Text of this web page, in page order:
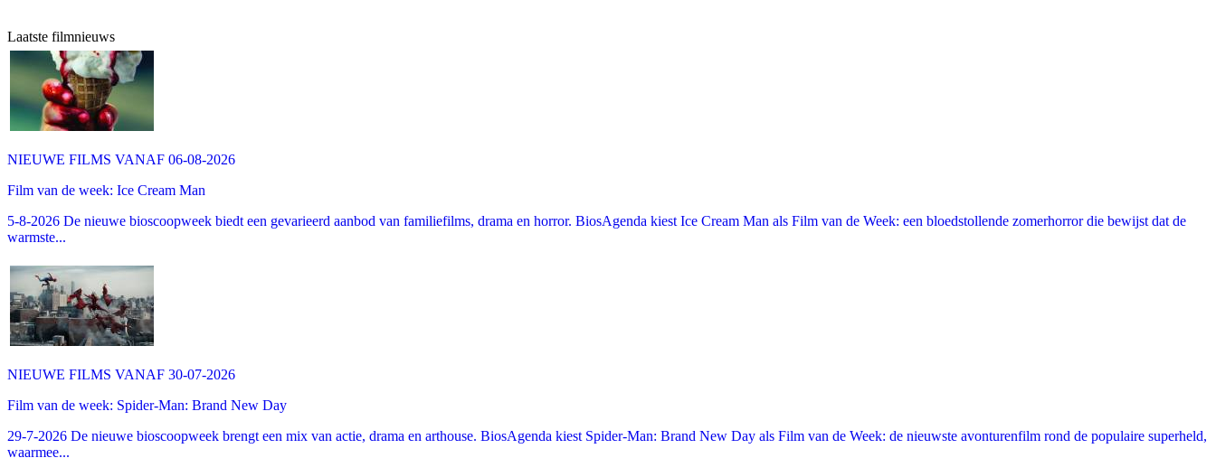
Laatste filmnieuws
NIEUWE FILMS VANAF 06-08-2026
Film van de week: Ice Cream Man
5-8-2026 De nieuwe bioscoopweek biedt een gevarieerd aanbod van familiefilms, drama en horror. BiosAgenda kiest Ice Cream Man als Film van de Week: een bloedstollende zomerhorror die bewijst dat de
warmste...
NIEUWE FILMS VANAF 30-07-2026
Film van de week: Spider-Man: Brand New Day
29-7-2026 De nieuwe bioscoopweek brengt een mix van actie, drama en arthouse. BiosAgenda kiest Spider-Man: Brand New Day als Film van de Week: de nieuwste avonturenfilm rond de populaire superheld,
waarmee...